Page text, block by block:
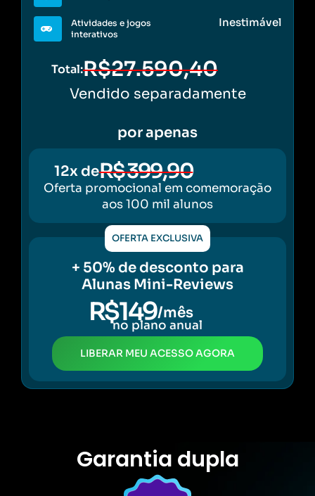
Atividades e jogos
interativos
Inestimável
Total:R$27.590,40
Vendido separadamente
por apenas
12x deR$ 399,90
Oferta promocional em comemoração
aos 100 mil alunos
OFERTA EXCLUSIVA
+ 50% de desconto para
Alunas Mini-Reviews
R$149/mês
no plano anual
LIBERAR MEU ACESSO AGORA
Garantia dupla